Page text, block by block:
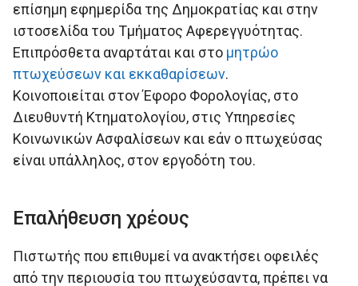
επίσηµη εφηµερίδα της ∆ηµοκρατίας και στην
ιστοσελίδα του Τμήματος Αφερεγγυότητας.
Επιπρόσθετα αναρτάται και στο μητρώο
πτωχεύσεων και εκκαθαρίσεων.
Κοινοποιείται στον Έφορο Φορολογίας, στο
∆ιευθυντή Κτηµατολογίου, στις Υπηρεσίες
Κοινωνικών Ασφαλίσεων και εάν ο πτωχεύσας
είναι υπάλληλος, στον εργοδότη του.
Επαλήθευση χρέους
Πιστωτής που επιθυμεί να ανακτήσει οφειλές
από την περιουσία του πτωχεύσαντα, πρέπει να